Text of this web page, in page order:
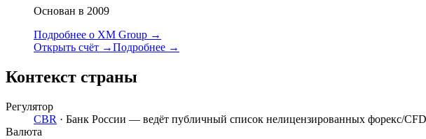
Основан в 2009
Подробнее о XM Group →
Открыть счёт →Подробнее →
Контекст страны
Регулятор
CBR · Банк России — ведёт публичный список нелицензированных форекс/
Валюта